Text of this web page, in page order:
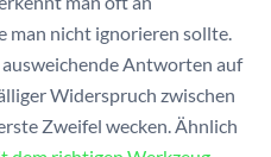
man nicht ignorieren sollte.
ausweichende Antworten auf
Widerspruch zwischen
Zweifel wecken. Ähnlich